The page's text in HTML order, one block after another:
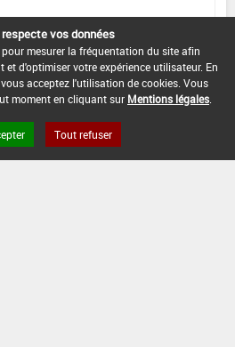
:
:
respecte vos données
mesurer la fréquentation du site afin
d'optimiser votre expérience utilisateur. En
acceptez l'utilisation de cookies. Vous
moment en cliquant sur Mentions légales
Tout refuser